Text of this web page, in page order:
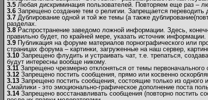
3.5 Любая дискриминация пользователей. Повторяем еще раз –
3.6 Запрещено создание тем о религии. Запрещается
3.7 Дублирование одной и той же темы (а также
разделах.
3.8 Распространение заведомо ложной информации. Здесь,
правильно будет, по крайней мере, указать источник информации.
3.9 Публикация на форуме материалов порнографического или
страницах форума – картинки, загруженные на наш сервер,
3.10 Запрещено флудить и устраивать чат, т.е. трепаться,
будут интересны вообще никому.
3.11 Запрещено чрезмерно отклоняться от темы
3.12 Запрещено постить сообщения, прямо или косвенно
3.13 Запрещено постить сообщения, состоящие только из одного
Смайлики - это эмоционально-графическое дополнение поста
3.14Запрещено восстанавливать сообщения (повторно постить